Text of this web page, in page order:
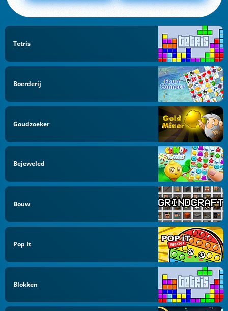
Tetris
Boerderij
Goudzoeker
Bejeweled
Bouw
Pop It
Blokken